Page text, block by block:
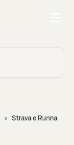
Strava e Runna